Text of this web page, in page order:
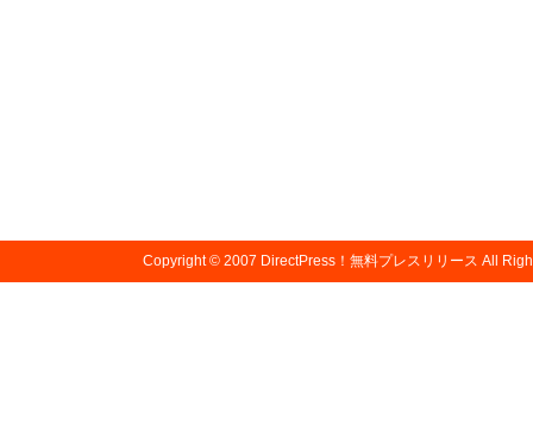
Copyright © 2007 DirectPress！無料プレスリリース All